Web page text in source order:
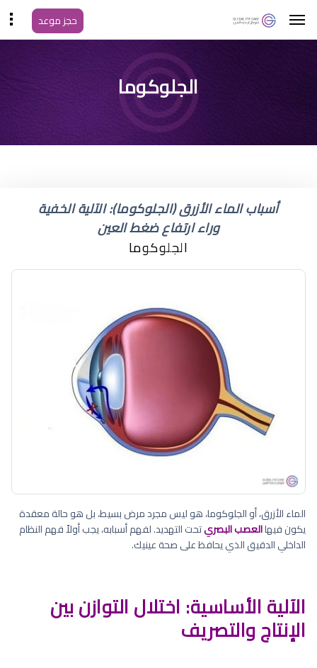
حجز موعد
أعراض ارتفاع ضغط العين
الجلوكوما
أسباب الماء الأزرق (الجلوكوما): الآلية الخفية
وراء ارتفاع ضغط العين
الجلوكوما
الماء الأزرق، أو الجلوكوما، هو ليس مجرد مرض بسيط، بل هو حالة معقدة
يكون فيهاالعصب البصريتحت التهديد. لفهم أسبابه، يجب أولاً فهم النظام
الداخلي الدقيق الذي يحافظ على صحة عينيك.
الآلية الأساسية: اختلال التوازن بين
الإنتاج والتصريف